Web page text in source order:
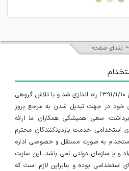
ابتدای صفحه
سایت ایران استخدام در تاریخ ۱۳۹۱/۱/۱۰ راه اندازی شد و با تلاش گروهی
خود در جهت تبدیل شدن به مرجع بروز
سعی همیشگی همکاران ما ارائه
استخدامی خدمت بازدیدکنندگان محترم
به صورت مستقل و خصوصی اداره
و یا سازمان دولتی نمی باشد، این سایت
استخدامی بوده و بنابراین لازم است که